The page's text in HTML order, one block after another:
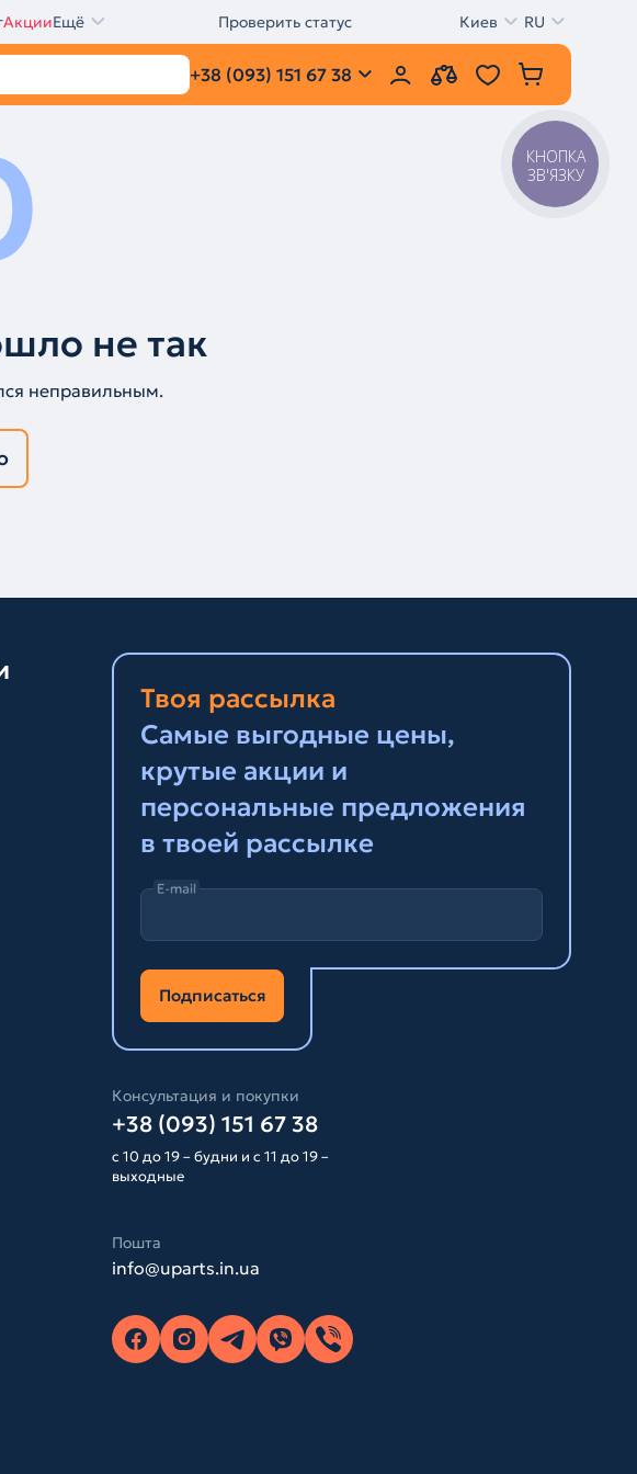
АкцииЕщё Проверить статус Киев RU
+38 (093) 151 67 38
не так
неправильным.
Твоя рассылка
Самые выгодные цены,
крутые акции и
персональные предложения
в твоей рассылке
E-mail
Подписаться
Консультация и покупки
+38 (093) 151 67 38
с 10 до 19 – будни и с 11 до 19 –
выходные
Пошта
info@uparts.in.ua
КНОПКА
ЗВ'ЯЗКУ